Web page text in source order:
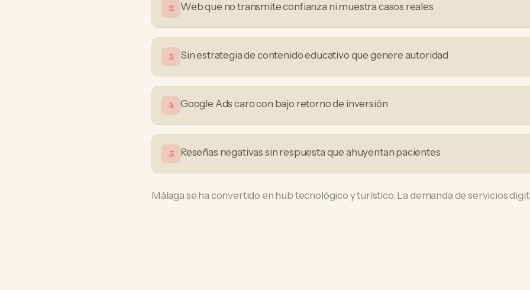
2 Web que no transmite confianza ni muestra casos reales
3 Sin estrategia de contenido educativo que genere autoridad
4 Google Ads caro con bajo retorno de inversión
5 Reseñas negativas sin respuesta que ahuyentan pacientes
Málaga se ha convertido en hub tecnológico y turístico. La demanda de servicios